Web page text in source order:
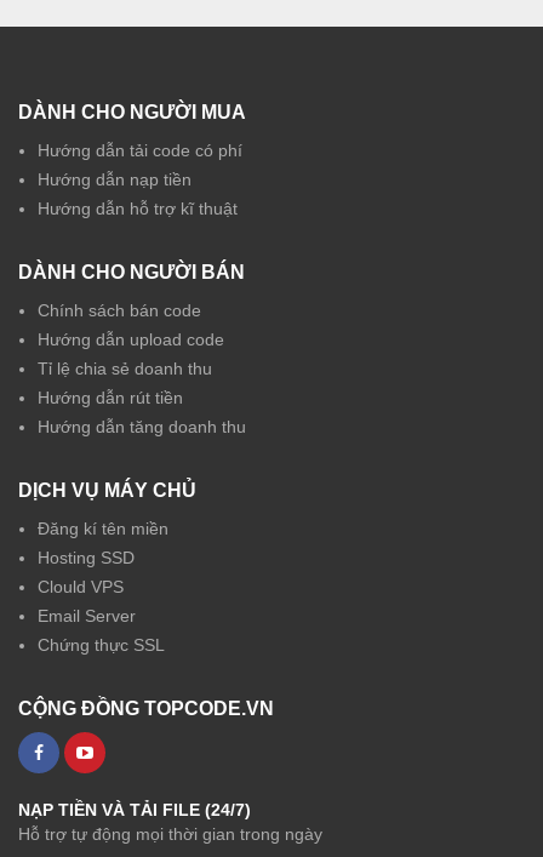
DÀNH CHO NGƯỜI MUA
Hướng dẫn tải code có phí
Hướng dẫn nạp tiền
Hướng dẫn hỗ trợ kĩ thuật
DÀNH CHO NGƯỜI BÁN
Chính sách bán code
Hướng dẫn upload code
Tỉ lệ chia sẻ doanh thu
Hướng dẫn rút tiền
Hướng dẫn tăng doanh thu
DỊCH VỤ MÁY CHỦ
Đăng kí tên miền
Hosting SSD
Clould VPS
Email Server
Chứng thực SSL
CỘNG ĐỒNG TOPCODE.VN
NẠP TIỀN VÀ TẢI FILE (24/7)
Hỗ trợ tự động mọi thời gian trong ngày